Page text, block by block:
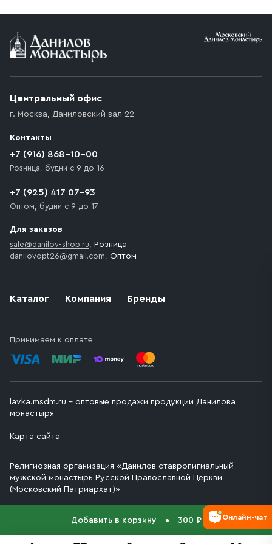
Добавить в корзину 300 ₽
Условия доставки
возникают препятствия для подъезда автомобиля,
которое максимально близко к месту запланированной
движения. Если на территории места назначения
доставки предусмотрен платный въезд, то Покупателю
необходимо компенсировать стоимость въезда
Каталог Компания Бренды
Принимаем к оплате
Центральный офис
г. Москва, Даниловский вал 22
Контакты
+7 (916) 868-10-00
Розница, будни с 9 до 16
+7 (925) 417 07-93
Оптом, будни с 9 до 17
Для заказов
sale@danilov-shop.ru, Розница
danilovopt26@gmail.com, Оптом
lavka.msdm.ru – оптовые продажи продукции Данилова
монастыря
Карта сайта
Религиозная организация «Данилов ставропигиальный
мужской монастырь Русской Православной Церкви
(Московский Патриархат)»
Онлайн-чат